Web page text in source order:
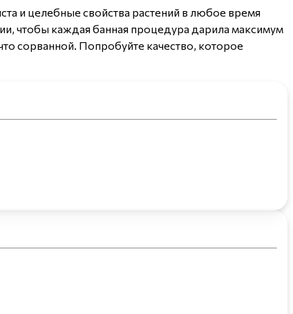
и целебные свойства растений в любое время
чтобы каждая банная процедура дарила максимум
сорванной. Попробуйте качество, которое